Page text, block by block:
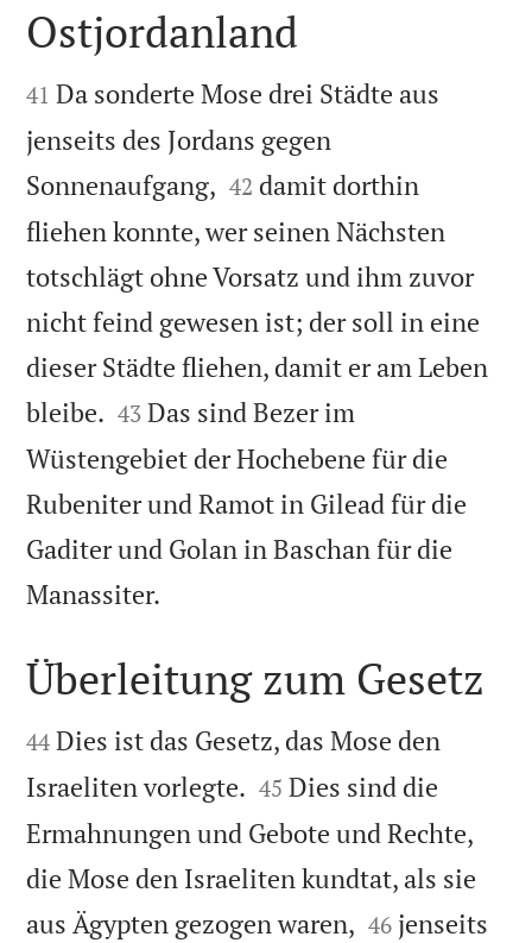

Ostjordanland

41 Da sonderte Mose drei Städte aus
jenseits des Jordans gegen
Sonnenaufgang, 

42 damit dorthin
fliehen konnte, wer seinen Nächsten
totschlägt ohne Vorsatz und ihm zuvor
nicht feind gewesen ist; der soll in eine
dieser Städte fliehen, damit er am Leben
bleibe. 

43 Das sind Bezer im
Wüstengebiet der Hochebene für die
Rubeniter und Ramot in Gilead für die
Gaditer und Golan in Baschan für die
Manassiter.

Überleitung zum Gesetz

44 Dies ist das Gesetz, das Mose den
Israeliten vorlegte. 

45 Dies sind die
Ermahnungen und Gebote und Rechte,
die Mose den Israeliten kundtat, als sie
aus Ägypten gezogen waren, 

46 jenseits